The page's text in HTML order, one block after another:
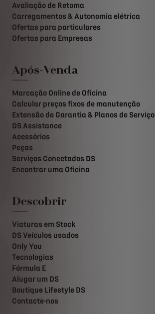
Avaliação de Retoma
Carregamentos & Autonomia elétrica
Ofertas para particulares
Ofertas para Empresas
Após-Venda
Marcação Online de Oficina
Calcular preços fixos de manutenção
Extensão de Garantia & Planos de Serviço
DS Assistance
Acessórios
Peças
Serviços Conectados DS
Encontrar uma Oficina
Descobrir
Viaturas em Stock
DS Veículos usados
Only You
Tecnologias
Fórmula E
Alugar um DS
Boutique Lifestyle DS
Contacte-nos